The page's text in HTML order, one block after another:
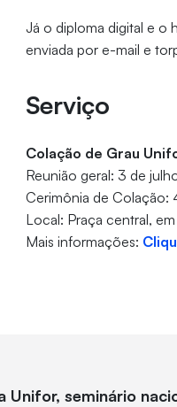
Já o diploma digital e o
enviada por e-mail e
Serviço
Colação de Grau
Reunião geral: 3 de
Cerimônia de Colação:
Local: Praça central,
Mais informações:
Unifor, seminário